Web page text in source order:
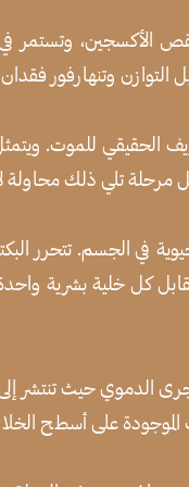
الأكسجين، وتستمر
وتنهارفور
الحقيقي للموت.
مرحلة تلي ذلك محاولة
في الجسم. تتحرر
الجسم بمعدل 20 جرثومة مقابل كل
الدموي حيث تنتشر
على أسطح